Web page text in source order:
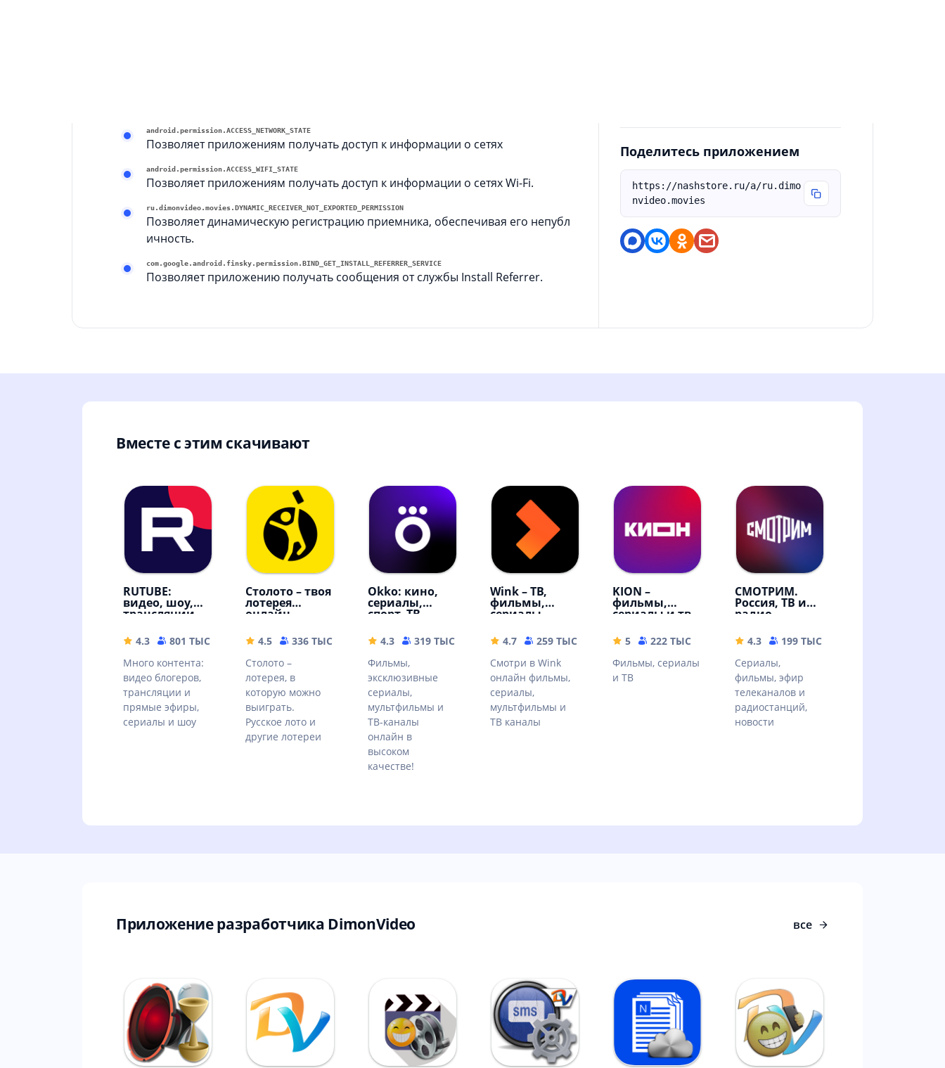
android.permission.ACCESS_NETWORK_STATE
Позволяет приложениям получать доступ к информации о сетях
android.permission.ACCESS_WIFI_STATE
Позволяет приложениям получать доступ к информации о сетях Wi-Fi.
ru.dimonvideo.movies.DYNAMIC_RECEIVER_NOT_EXPORTED_PERMISSION
Позволяет динамическую регистрацию приемника, обеспечивая его непубл
ичность.
com.google.android.finsky.permission.BIND_GET_INSTALL_REFERRER_SERVICE
Позволяет приложению получать сообщения от службы Install Referrer.
Поделитесь приложением
https://nashstore.ru/a/ru.dimo
nvideo.movies
Вместе с этим скачивают
RUTUBE:
видео, шоу,
трансляции
4.3 801 ТЫС
42.88 MB
Много контента:
видео блогеров,
трансляции и
прямые эфиры,
сериалы и шоу
Столото – твоя
лотерея
онлайн
4.5 336 ТЫС
77.21 MB
Столото –
лотерея, в
которую можно
выиграть.
Русское лото и
другие лотереи
Okko: кино,
сериалы,
спорт, ТВ
4.3 319 ТЫС
49.9 MB
Фильмы,
эксклюзивные
сериалы,
мультфильмы и
ТВ-каналы
онлайн в
высоком
качестве!
Wink – ТВ,
фильмы,
сериалы
4.7 259 ТЫС
59.68 MB
Смотри в Wink
онлайн фильмы,
сериалы,
мультфильмы и
ТВ каналы
KION –
фильмы,
сериалы и тв
5 222 ТЫС
108.87 MB
Фильмы, сериалы
и ТВ
СМОТРИМ.
Россия, ТВ и
радио
4.3 199 ТЫС
Сериалы,
фильмы, эфир
телеканалов и
радиостанций,
новости
Приложение разработчика DimonVideo все